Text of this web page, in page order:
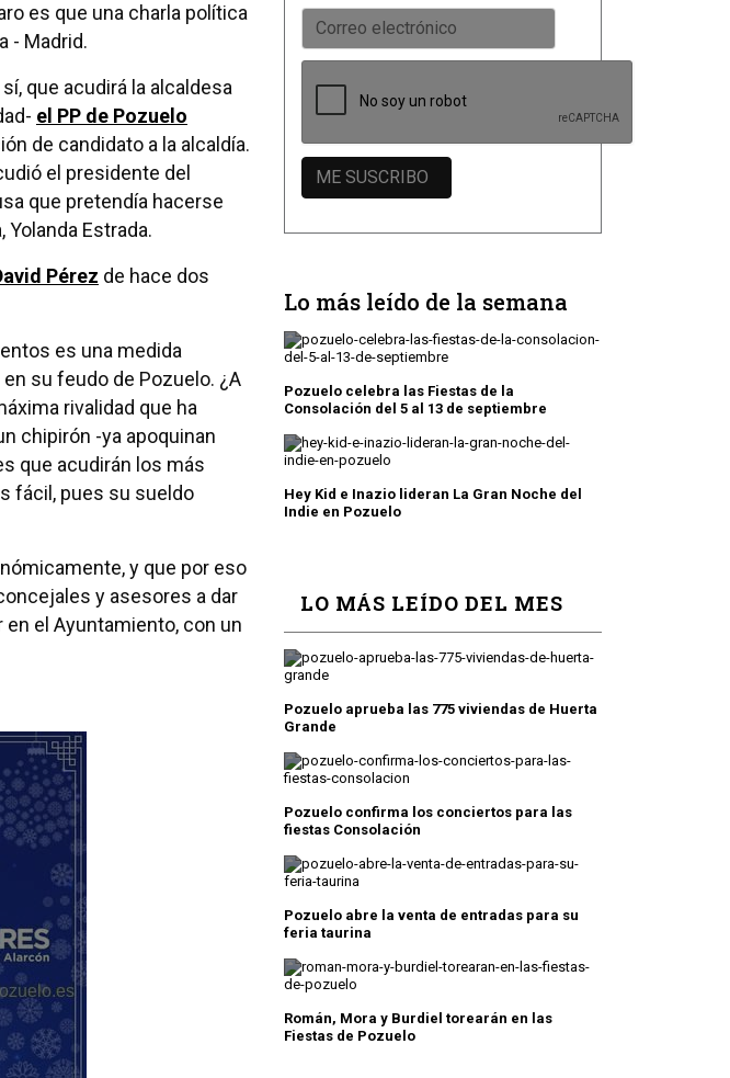
es que una charla política
- Madrid.
que acudirá la alcaldesa
el PP de Pozuelo
de candidato a la alcaldía.
el presidente del
que pretendía hacerse
Estrada.
Pérez de hace dos
es una medida
su feudo de Pozuelo. ¿A
rivalidad que ha
chipirón -ya apoquinan
que acudirán los más
fácil, pues su sueldo
y que por eso
y asesores a dar
en el Ayuntamiento, con un
Lo más leído de la semana
Pozuelo celebra las Fiestas de la
Consolación del 5 al 13 de septiembre
Hey Kid e Inazio lideran La Gran Noche del
Indie en Pozuelo
LO MÁS LEÍDO DEL MES
Pozuelo aprueba las 775 viviendas de Huerta
Grande
Pozuelo confirma los conciertos para las
fiestas Consolación
Pozuelo abre la venta de entradas para su
feria taurina
Román, Mora y Burdiel torearán en las
Fiestas de Pozuelo